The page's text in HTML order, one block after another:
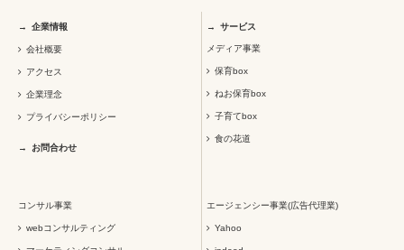
企業情報
会社概要
アクセス
企業理念
プライバシーポリシー
お問合わせ
サービス
メディア事業
保育box
ねお保育box
子育てbox
食の花道
コンサル事業
webコンサルティング
エージェンシー事業(広告代理業)
Yahoo